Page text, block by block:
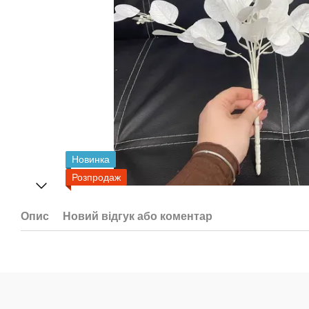
Новинка
Розпродаж
Опис Новий відгук або коментар